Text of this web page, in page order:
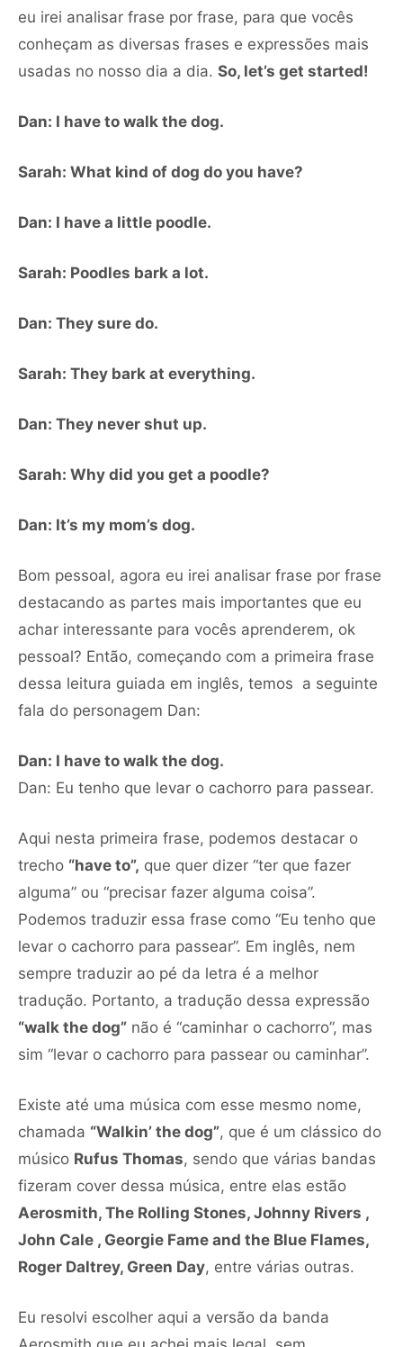
eu irei analisar frase por frase, para que vocês
conheçam as diversas frases e expressões mais
usadas no nosso dia a dia. So, let’s get started!
Dan: I have to walk the dog.
Sarah: What kind of dog do you have?
Dan: I have a little poodle.
Sarah: Poodles bark a lot.
Dan: They sure do.
Sarah: They bark at everything.
Dan: They never shut up.
Sarah: Why did you get a poodle?
Dan: It’s my mom’s dog.
Bom pessoal, agora eu irei analisar frase por frase
destacando as partes mais importantes que eu
achar interessante para vocês aprenderem, ok
pessoal? Então, começando com a primeira frase
dessa leitura guiada em inglês, temos a seguinte
fala do personagem Dan:
Dan: I have to walk the dog.
Dan: Eu tenho que levar o cachorro para passear.
Aqui nesta primeira frase, podemos destacar o
trecho “have to”, que quer dizer “ter que fazer
alguma” ou “precisar fazer alguma coisa”.
Podemos traduzir essa frase como “Eu tenho que
levar o cachorro para passear”. Em inglês, nem
sempre traduzir ao pé da letra é a melhor
tradução. Portanto, a tradução dessa expressão
“walk the dog” não é “caminhar o cachorro”, mas
sim “levar o cachorro para passear ou caminhar”.
Existe até uma música com esse mesmo nome,
chamada “Walkin’ the dog”, que é um clássico do
músico Rufus Thomas, sendo que várias bandas
fizeram cover dessa música, entre elas estão
Aerosmith, The Rolling Stones, Johnny Rivers ,
John Cale , Georgie Fame and the Blue Flames,
Roger Daltrey, Green Day, entre várias outras.
Eu resolvi escolher aqui a versão da banda